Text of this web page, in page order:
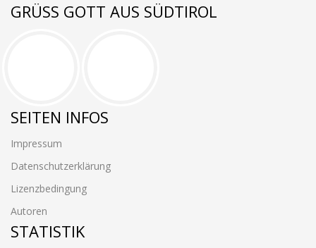
GRÜSS GOTT AUS SÜDTIROL
SEITEN INFOS
Impressum
Datenschutzerklärung
Lizenzbedingung
Autoren
STATISTIK